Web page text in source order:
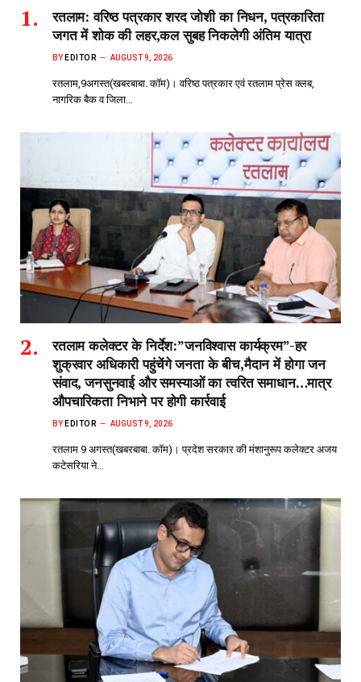
रतलाम: वरिष्ठ पत्रकार शरद जोशी का निधन, पत्रकारिता
जगत में शोक की लहर,कल सुबह निकलेगी अंतिम यात्रा
BY EDITOR AUGUST 9, 2026
रतलाम,9अगस्त(खबरबाबा. कॉम)। वरिष्ठ पत्रकार एवं रतलाम प्रेस क्लब,
नागरिक बैक व जिला…
रतलाम कलेक्टर के निर्देश:”जनविश्वास कार्यक्रम”-हर
शुक्रवार अधिकारी पहुंचेंगे जनता के बीच,मैदान में होगा जन
संवाद, जनसुनवाई और समस्याओं का त्वरित समाधान…मात्र
औपचारिकता निभाने पर होगी कार्रवाई
BY EDITOR AUGUST 9, 2026
रतलाम 9 अगस्त(खबरबाबा. कॉम)। प्रदेश सरकार की मंशानुरूप कलेक्टर अजय
कटेसरिया ने…